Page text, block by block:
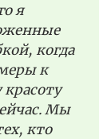
я
когда
к
Мы
кто